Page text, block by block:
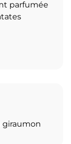
parfumée
giraumon